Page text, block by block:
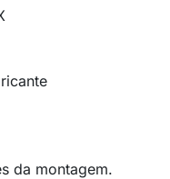
da montagem.